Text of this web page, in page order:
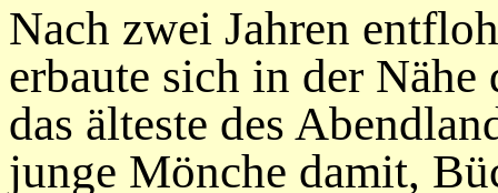
Nach zwei Jahren
erbaute sich in der
das älteste des
junge Mönche damit,